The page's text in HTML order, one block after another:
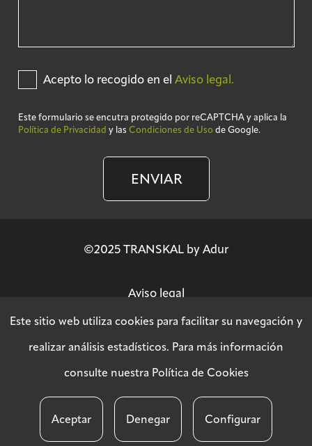
Acepto lo recogido en el Aviso legal.
Este formulario se encutra protegido por reCAPTCHA y aplica la
Política de Privacidad y las Condiciones de Uso de Google.
ENVIAR
©2025 TRANSKAL by Adur
Aviso legal
Política SGSI
Política de cookies
Este sitio web utiliza cookies para facilitar su navegación y
realizar análisis estadísticos. Para más información
consulte nuestra Política de Cookies
Aceptar Denegar Configurar